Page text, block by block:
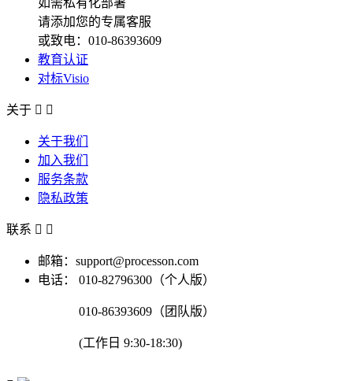
请添加您的专属客服
或致电：010-86393609
教育认证
对标Visio
关于  
关于我们
加入我们
服务条款
隐私政策
联系  
邮箱：support@processon.com
电话：
010-82796300（个人版）
010-86393609（团队版）
(工作日 9:30-18:30)